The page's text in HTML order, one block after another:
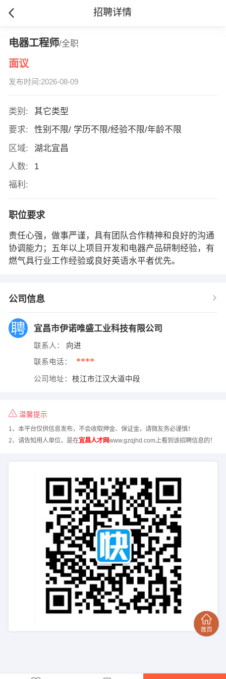
招聘详情
电器工程师/全职
面议
发布时间:2026-08-09
类别:
其它类型
要求:
性别不限/ 学历不限/经验不限/年龄不限
区域:
湖北宜昌
人数:
1
福利:
职位要求
责任心强，做事严谨，具有团队合作精神和良好的沟通
协调能力；五年以上项目开发和电器产品研制经验，有
燃气具行业工作经验或良好英语水平者优先。
公司信息
宜昌市伊诺唯盛工业科技有限公司
联系人： 向进
联系电话： ****
公司地址： 枝江市江汉大道中段
温馨提示
1、本平台仅供信息发布，不会收取押金、保证金，请微友务必谨慎！
2、请告知用人单位，是在宜昌人才网www.gzqjhd.com上看到该招聘信息的！